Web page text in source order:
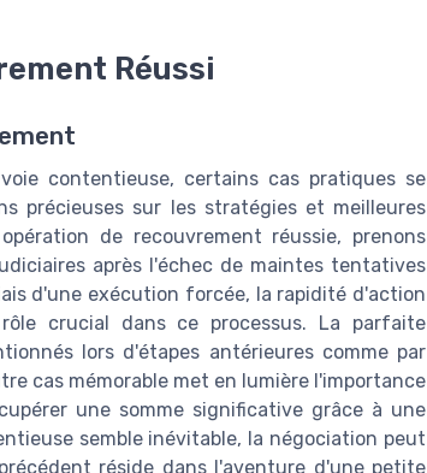
Réussi
contentieuse, certains cas pratiques se
précieuses sur les stratégies et meilleures
de recouvrement réussie, prenons
après l'échec de maintes tentatives
d'une exécution forcée, la rapidité d'action
crucial dans ce processus. La parfaite
lors d'étapes antérieures comme par
cas mémorable met en lumière l'importance
une somme significative grâce à une
semble inévitable, la négociation peut
réside dans l'aventure d'une petite